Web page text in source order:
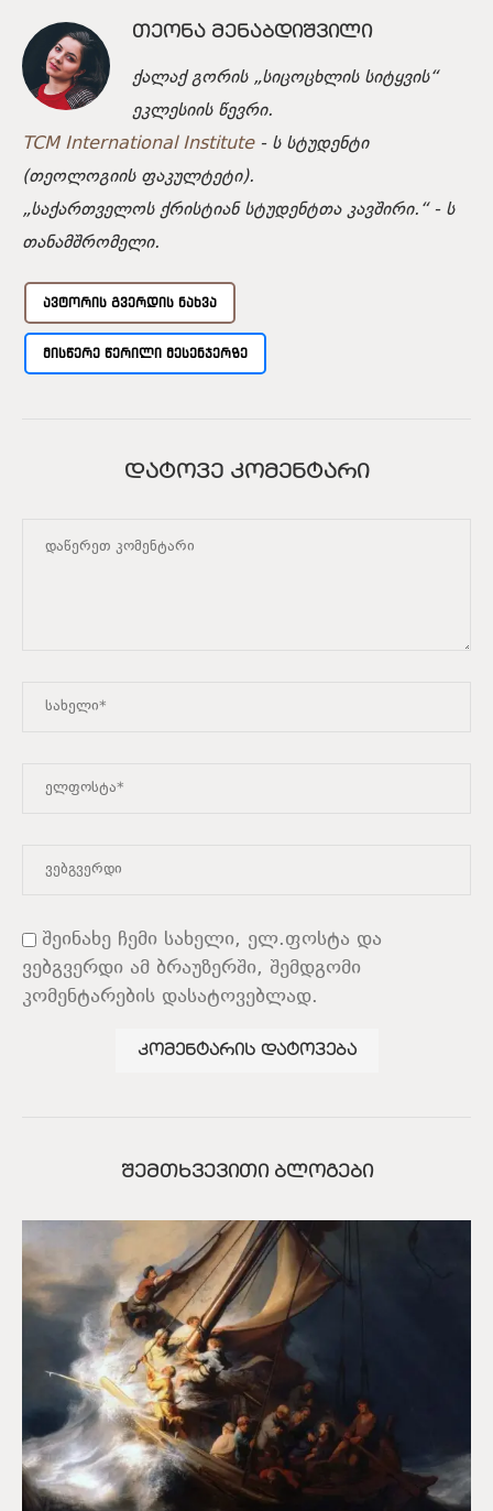
ᲗᲔᲝᲜᲐ ᲛᲔᲜᲐᲑᲓᲘᲨᲕᲘᲚᲘ
ქალაქ გორის „სიცოცხლის სიტყვის“
ეკლესიის წევრი.
TCM International Institute- ს სტუდენტი
(თეოლოგიის ფაკულტეტი).
„საქართველოს ქრისტიან სტუდენტთა კავშირი.“ - ს
თანამშრომელი.
ᲐᲕᲢᲝᲠᲘᲡ ᲒᲕᲔᲠᲓᲘᲡ ᲜᲐᲮᲕᲐ
ᲛᲘᲡᲬᲔᲠᲔ ᲬᲔᲠᲘᲚᲘ ᲛᲔᲡᲔᲜᲯᲔᲠᲖᲔ
ᲓᲐᲢᲝᲕᲔ ᲙᲝᲛᲔᲜᲢᲐᲠᲘ
შეინახე ჩემი სახელი, ელ.ფოსტა და
ვებგვერდი ამ ბრაუზერში, შემდგომი
კომენტარების დასატოვებლად.
ᲨᲔᲛᲗᲮᲕᲔᲕᲘᲗᲘ ᲑᲚᲝᲒᲔᲑᲘ